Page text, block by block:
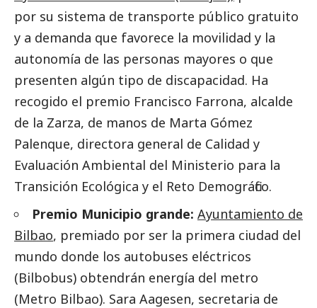
por su sistema de transporte público gratuito
y a demanda que favorece la movilidad y la
autonomía de las personas mayores o que
presenten algún tipo de discapacidad. Ha
recogido el premio Francisco Farrona, alcalde
de la Zarza, de manos de Marta Gómez
Palenque, directora general de Calidad y
Evaluación Ambiental del Ministerio para la
Transición Ecológica y el Reto Demográfico.
Premio Municipio grande: Ayuntamiento de
Bilbao, premiado por ser la primera ciudad del
mundo donde los autobuses eléctricos
(Bilbobus) obtendrán energía del metro
(Metro Bilbao). Sara Aagesen, secretaria de